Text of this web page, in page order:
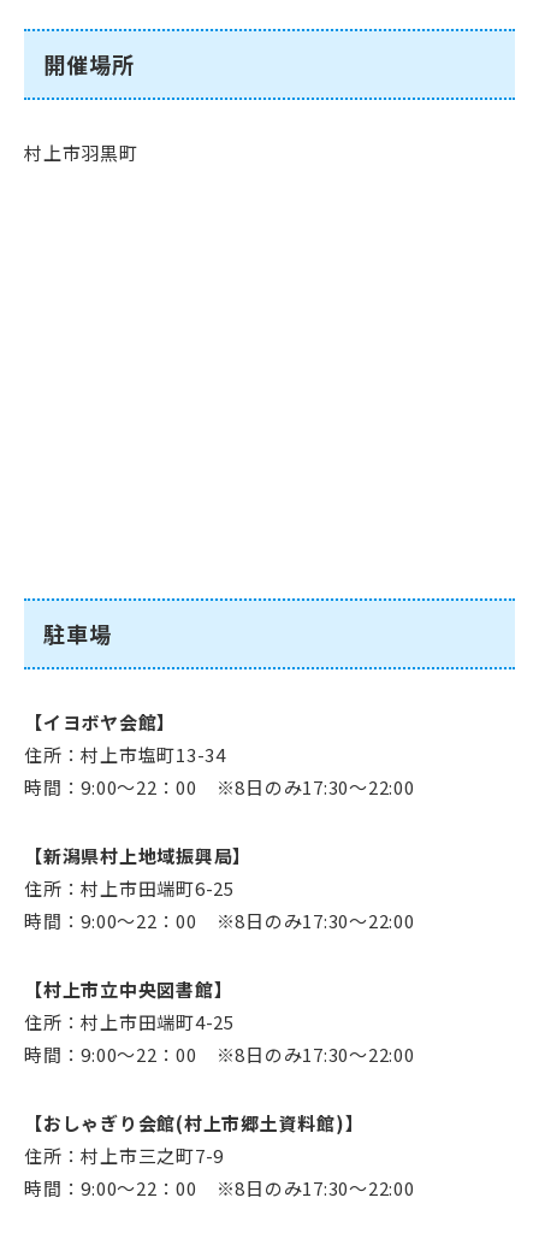
開催場所
村上市羽黒町
駐車場
【イヨボヤ会館】
住所：村上市塩町13-34
時間：9:00～22：00 ※8日のみ17:30～22:00
【新潟県村上地域振興局】
住所：村上市田端町6-25
時間：9:00～22：00 ※8日のみ17:30～22:00
【村上市立中央図書館】
住所：村上市田端町4-25
時間：9:00～22：00 ※8日のみ17:30～22:00
【おしゃぎり会館(村上市郷土資料館)】
住所：村上市三之町7-9
時間：9:00～22：00 ※8日のみ17:30～22:00